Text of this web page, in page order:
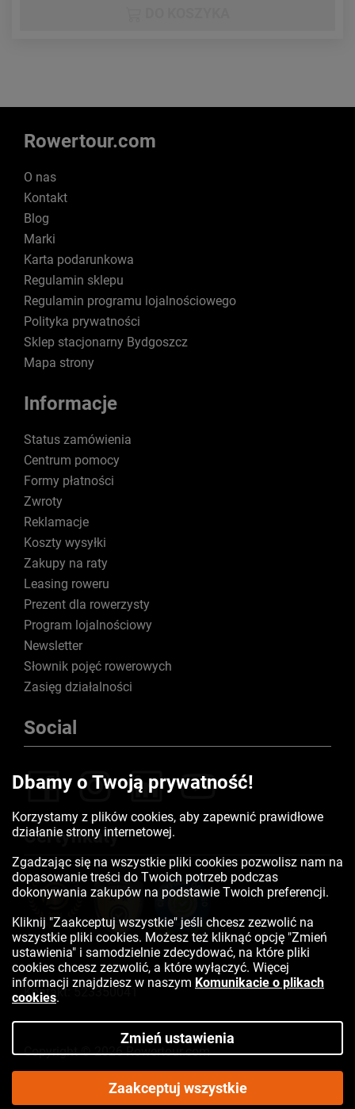
Rowertour.com
O nas
Kontakt
Blog
Marki
Karta podarunkowa
Regulamin sklepu
Regulamin programu lojalnościowego
Polityka prywatności
Sklep stacjonarny Bydgoszcz
Mapa strony
Informacje
Status zamówienia
Centrum pomocy
Formy płatności
Zwroty
Reklamacje
Koszty wysyłki
Zakupy na raty
Leasing roweru
Prezent dla rowerzysty
Program lojalnościowy
Newsletter
Słownik pojęć rowerowych
Zasięg działalności
Social
Certyfikaty
Kontakt:523350041
Copyright © 2026 Rowertour.com
Internetowy sklep rowerowy
Dbamy o Twoją prywatność!
Korzystamy z plików cookies, aby zapewnić prawidłowe
działanie strony internetowej.
Zgadzając się na wszystkie pliki cookies pozwolisz nam na
dopasowanie treści do Twoich potrzeb podczas
dokonywania zakupów na podstawie Twoich preferencji.
Kliknij "Zaakceptuj wszystkie" jeśli chcesz zezwolić na
wszystkie pliki cookies. Możesz też kliknąć opcję "Zmień
ustawienia" i samodzielnie zdecydować, na które pliki
cookies chcesz zezwolić, a które wyłączyć. Więcej
informacji znajdziesz w naszym Komunikacie o plikach
cookies.
Zmień ustawienia
Zaakceptuj wszystkie